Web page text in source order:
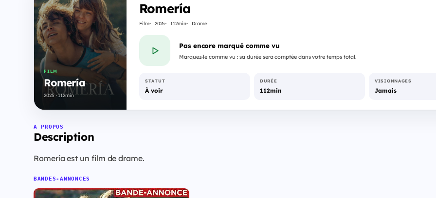
FILM
Romería
2025 · 112min
Romería
Film 2025 112min Drame
Pas encore marqué comme vu
Marquez-le comme vu : sa durée sera comptée dans votre temps total.
STATUT
À voir
DURÉE
112min
VISIONNAGES
Jamais
À PROPOS
Description
Romería est un film de drame.
BANDES-ANNONCES